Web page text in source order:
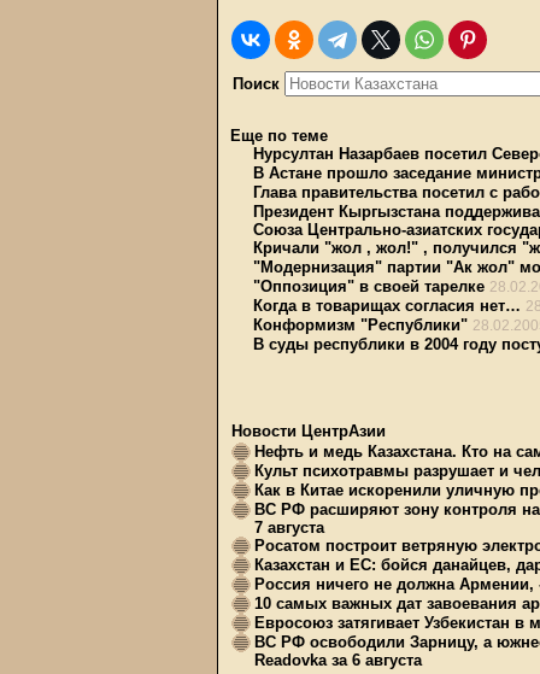
Поиск
Еще по теме
Нурсултан Назарбаев посетил
В Астане прошло заседание
Глава правительства посетил с
Президент Кыргызстана
Союза Центрально-азиатских
Кричали "жол , жол!" , получился
"Модернизация" партии "Ак жол"
"Оппозиция" в своей тарелке
Когда в товарищах согласия нет…
Конформизм "Республики"
В суды республики в 2004 году
Новости ЦентрАзии
Нефть и медь Казахстана. Кто на
Культ психотравмы разрушает и
Как в Китае искоренили уличную
ВС РФ расширяют зону контроля на
7 августа
Росатом построит ветряную
Казахстан и ЕС: бойся данайцев,
Россия ничего не должна Армении,
10 самых важных дат завоевания
Евросоюз затягивает Узбекистан
ВС РФ освободили Зарницу, а
Readovka за 6 августа